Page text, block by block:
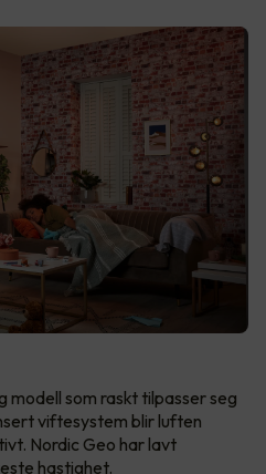
modell som raskt tilpasser seg
viftesystem blir luften
Nordic Geo har lavt
hastighet.